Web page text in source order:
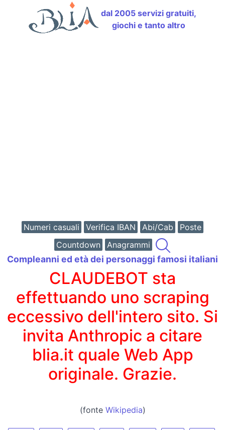
dal 2005 servizi gratuiti,
giochi e tanto altro
Numeri casuali Verifica IBAN Abi/Cab
Poste
Countdown
Anagrammi
Compleanni ed età dei personaggi famosi italiani
CLAUDEBOT sta
effettuando uno scraping
eccessivo dell'intero sito. Si
invita Anthropic a citare
blia.it quale Web App
originale. Grazie.
(fonte Wikipedia)